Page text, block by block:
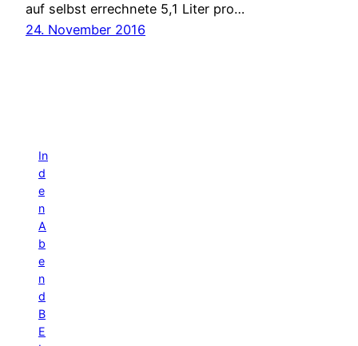
auf selbst errechnete 5,1 Liter pro…
24. November 2016
In
d
e
n
A
b
e
n
d
B
E